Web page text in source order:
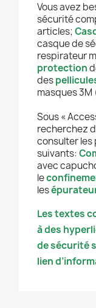
Vous avez
sécurité
articles;
casque de
respirateur
protection
des
masques 3M
Sous «
recherchez
consulter
suivants:
avec
le
les
Les textes
à des
de sécurité
lien